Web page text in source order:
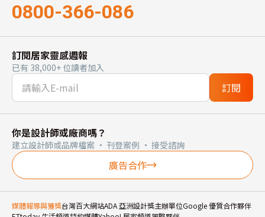
0800-366-086
訂閱居家靈感週報
已有 38,000+ 位讀者加入
訂閱
你是設計師或廠商嗎？
建立設計師或品牌檔案 · 刊登案例 · 接受諮詢
廣告合作
媒體報導與獲獎台灣百大網站ADA 亞洲設計獎主辦單位Google 優質合作夥伴